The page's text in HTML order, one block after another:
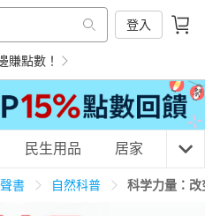
登入
賺點數！
民生用品 居家 3C
書 自然科普 科学力量：